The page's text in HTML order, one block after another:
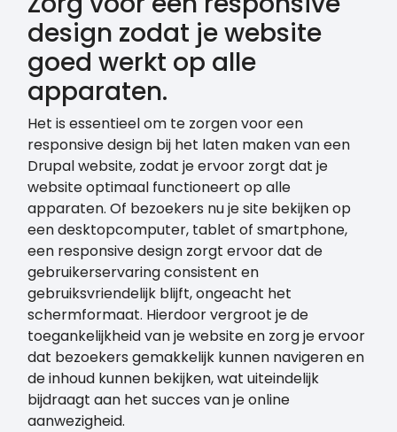
design zodat je website
goed werkt op alle
apparaten.
Het is essentieel om te zorgen voor een
responsive design bij het laten maken van een
Drupal website, zodat je ervoor zorgt dat je
website optimaal functioneert op alle
apparaten. Of bezoekers nu je site bekijken op
een desktopcomputer, tablet of smartphone,
een responsive design zorgt ervoor dat de
gebruikerservaring consistent en
gebruiksvriendelijk blijft, ongeacht het
schermformaat. Hierdoor vergroot je de
toegankelijkheid van je website en zorg je ervoor
dat bezoekers gemakkelijk kunnen navigeren en
de inhoud kunnen bekijken, wat uiteindelijk
bijdraagt aan het succes van je online
aanwezigheid.